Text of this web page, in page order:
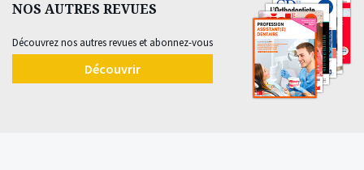
NOS AUTRES REVUES
Découvrez nos autres revues et abonnez-vous
Découvrir